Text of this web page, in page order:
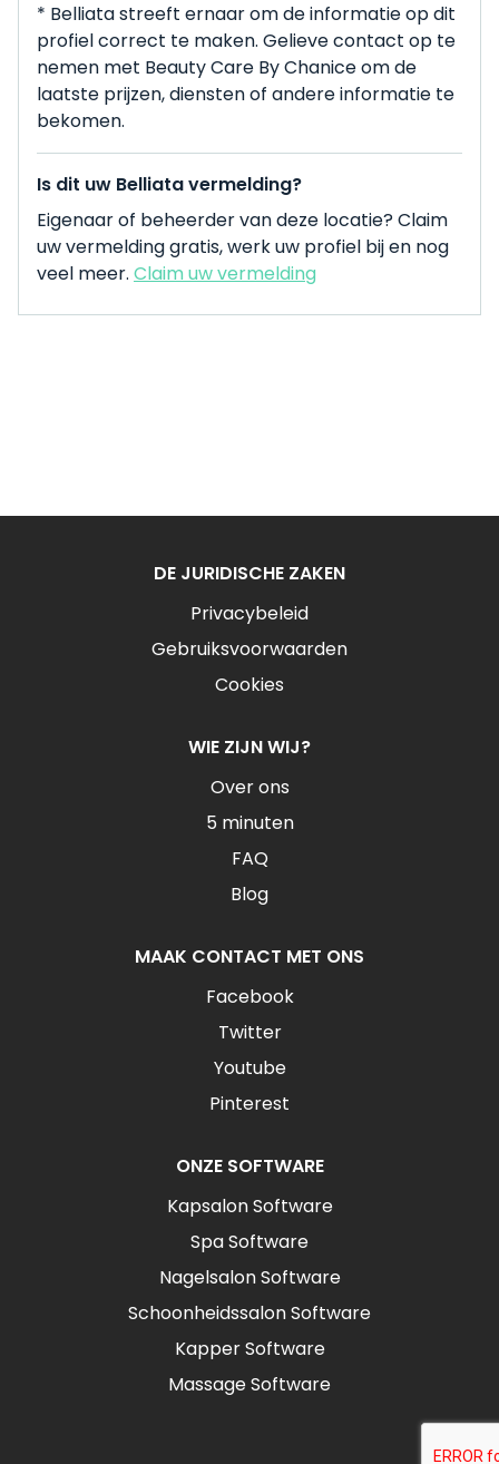
* Belliata streeft ernaar om de informatie op dit
profiel correct te maken. Gelieve contact op te
nemen met Beauty Care By Chanice om de
laatste prijzen, diensten of andere informatie te
bekomen.
Is dit uw Belliata vermelding?
Eigenaar of beheerder van deze locatie? Claim
uw vermelding gratis, werk uw profiel bij en nog
veel meer. Claim uw vermelding
DE JURIDISCHE ZAKEN
Privacybeleid
Gebruiksvoorwaarden
Cookies
WIE ZIJN WIJ?
Over ons
5 minuten
FAQ
Blog
MAAK CONTACT MET ONS
Facebook
Twitter
Youtube
Pinterest
ONZE SOFTWARE
Kapsalon Software
Spa Software
Nagelsalon Software
Schoonheidssalon Software
Kapper Software
Massage Software